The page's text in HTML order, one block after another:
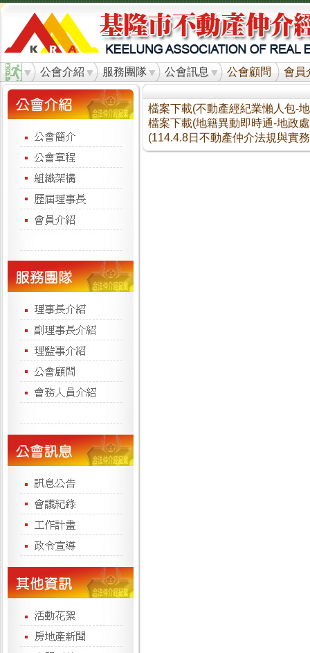
公會介紹 服務團隊 公會訊息 公會顧問 會員
檔案下載(不動產經紀業懶人包-
檔案下載(地籍異動即時通-地政
(114.4.8日不動產仲介法規與實